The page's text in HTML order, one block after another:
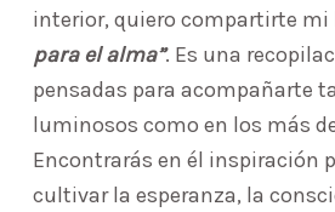
interior, quiero compartirte mi
para el alma”. Es una
pensadas para acompañarte
luminosos como en los más
Encontrarás en él inspiración
cultivar la esperanza, la